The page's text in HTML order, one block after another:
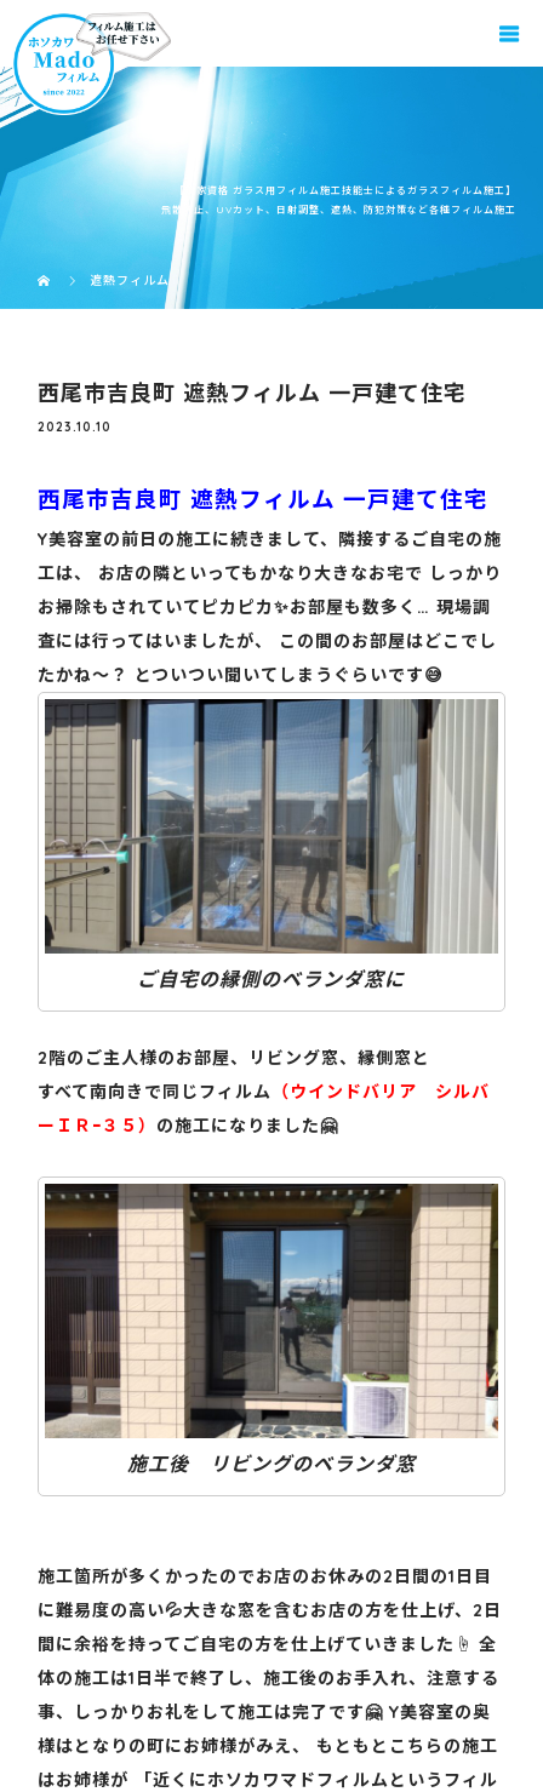
【国家資格 ガラス用フィルム施工技能士によるガラスフィルム施工】
飛散防止、UVカット、日射調整、遮熱、防犯対策など各種フィルム施工
遮熱フィルム
西尾市吉良町 遮熱フィルム 一戸建て住宅
2023.10.10
西尾市吉良町 遮熱フィルム 一戸建て住宅
Y美容室の前日の施工に続きまして、隣接するご自宅の施
工は、 お店の隣といってもかなり大きなお宅で しっかり
お掃除もされていてピカピカ✨お部屋も数多く… 現場調
査には行ってはいましたが、 この間のお部屋はどこでし
たかね～？ とついつい聞いてしまうぐらいです😅
ご自宅の縁側のベランダ窓に
2階のご主人様のお部屋、リビング窓、縁側窓と
すべて南向きで同じフィルム （ウインドバリア シルバ
ーＩＲｰ３５） の施工になりました🤗
施工後 リビングのベランダ窓
施工箇所が多くかったのでお店のお休みの2日間の1日目
に難易度の高い💦大きな窓を含むお店の方を仕上げ、2日
間に余裕を持ってご自宅の方を仕上げていきました☝️ 全
体の施工は1日半で終了し、施工後のお手入れ、注意する
事、しっかりお礼をして施工は完了です🤗 Y美容室の奥
様はとなりの町にお姉様がみえ、 もともとこちらの施工
はお姉様が 「近くにホソカワマドフィルムというフィル